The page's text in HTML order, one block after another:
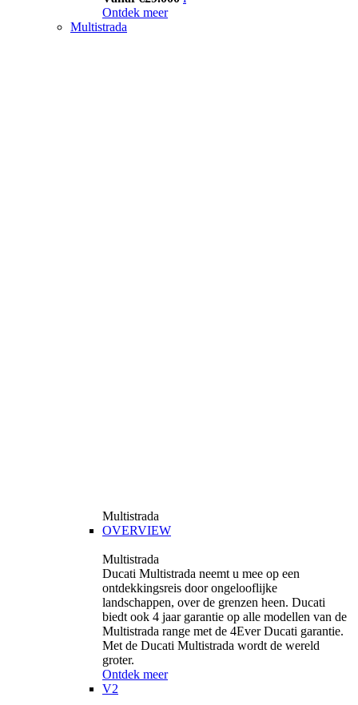
Ontdek meer
Multistrada
Multistrada
OVERVIEW
Multistrada
Ducati Multistrada neemt u mee op een
ontdekkingsreis door ongelooflijke
landschappen, over de grenzen heen. Ducati
biedt ook 4 jaar garantie op alle modellen van de
Multistrada range met de 4Ever Ducati garantie.
Met de Ducati Multistrada wordt de wereld
groter.
Ontdek meer
V2